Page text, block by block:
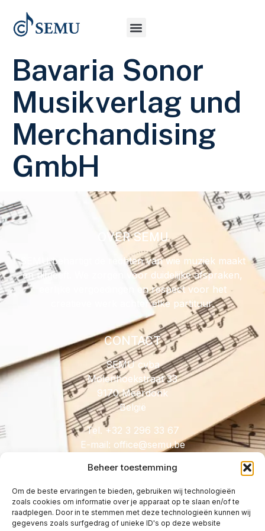
Beheer toestemming
Om de beste ervaringen te bieden, gebruiken wij technologieën
zoals cookies om informatie over je apparaat op te slaan en/of te
raadplegen. Door in te stemmen met deze technologieën kunnen wij
gegevens zoals surfgedrag of unieke ID's op deze website
Bavaria Sonor
Musikverlag und
Merchandising
GmbH
OVER SEMU
SEMU behartigt de rechten van wie muziek maakt
en uitgeeft. We zorgen voor duidelijke afspraken,
eerlijke vergoedingen en respect voor het
creatieve werk achter elke partituur.
CONTACT
SEMU cvba
Molenhoekstraat 33
9170 Meerdonk
België
Tel. +32 3 296 33 67
E-mail:
eb.umes
@eciffo
HANDIG
Licenties